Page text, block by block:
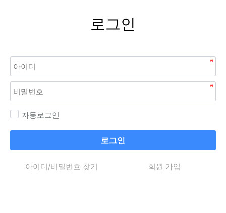
로그인
자동로그인
로그인
아이디/비밀번호 찾기 회원 가입